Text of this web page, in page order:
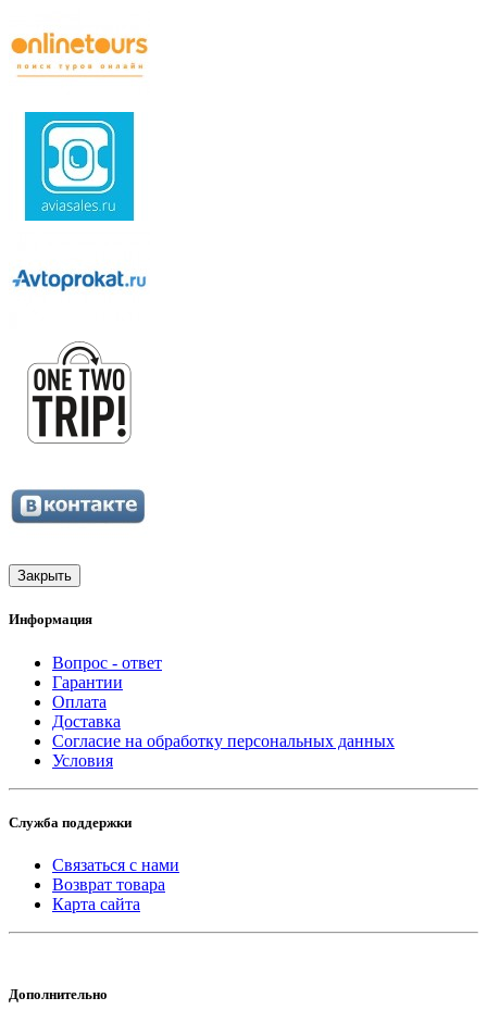
Закрыть
Информация
Вопрос - ответ
Гарантии
Оплата
Доставка
Согласие на обработку персональных данных
Условия
Служба поддержки
Связаться с нами
Возврат товара
Карта сайта
Дополнительно